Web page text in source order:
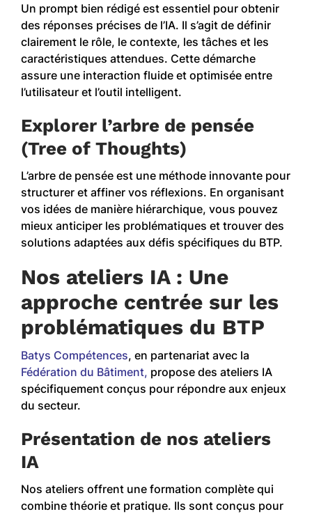
Un prompt bien rédigé est essentiel pour obtenir
des réponses précises de l’IA. Il s’agit de définir
clairement le rôle, le contexte, les tâches et les
caractéristiques attendues. Cette démarche
assure une interaction fluide et optimisée entre
l’utilisateur et l’outil intelligent.
Explorer l’arbre de pensée
(Tree of Thoughts)
L’arbre de pensée est une méthode innovante pour
structurer et affiner vos réflexions. En organisant
vos idées de manière hiérarchique, vous pouvez
mieux anticiper les problématiques et trouver des
solutions adaptées aux défis spécifiques du BTP.
Nos ateliers IA : Une
approche centrée sur les
problématiques du BTP
Batys Compétences, en partenariat avec la
Fédération du Bâtiment, propose des ateliers IA
spécifiquement conçus pour répondre aux enjeux
du secteur.
Présentation de nos ateliers
IA
Nos ateliers offrent une formation complète qui
combine théorie et pratique. Ils sont conçus pour